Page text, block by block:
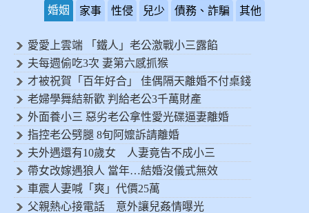
婚姻 家事 性侵 兒少 債務、詐騙 其他
愛愛上雲端 「鐵人」老公激戰小三露餡
夫每週偷吃3次 妻第六感抓猴
才被祝賀「百年好合」 佳偶隔天離婚不付桌錢
老婦學舞結新歡 判給老公3千萬財產
外面養小三 惡劣老公拿性愛光碟逼妻離婚
指控老公劈腿 8旬阿嬤訴請離婚
夫外遇還有10歲女 人妻竟告不成小三
帶女改嫁遇狼人 當年…結婚沒儀式無效
車震人妻喊「爽」代價25萬
父親熱心接電話 意外讓兒姦情曝光